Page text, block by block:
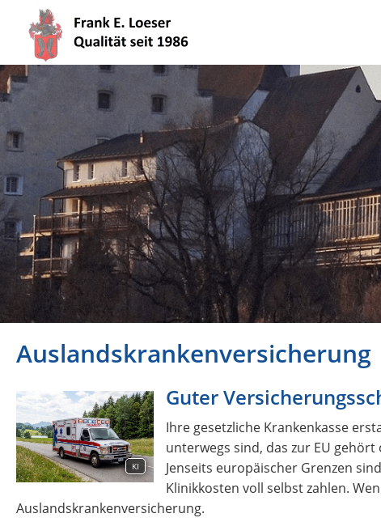
Auslandskrankenversicherung
KI
Guter
Ihre gesetzliche Krankenkasse
unterwegs sind, das zur EU
Jenseits europäischer Grenzen
Klinikkosten voll selbst zahlen.
Auslandskrankenversicherung.